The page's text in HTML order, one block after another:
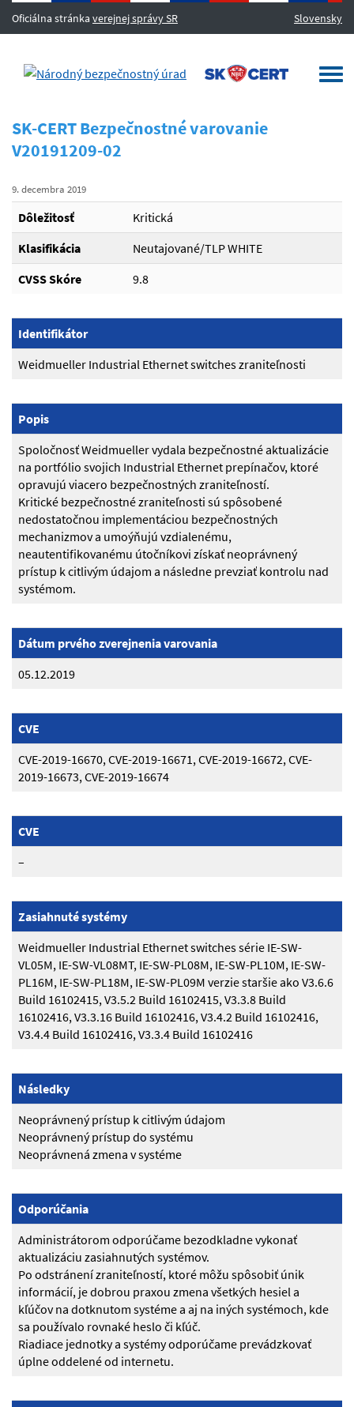
Oficiálna stránka verejnej správy SR Slovensky
MENU
SK-CERT Bezpečnostné varovanie
V20191209-02
9. decembra 2019
Dôležitosť
Kritická
Klasifikácia
Neutajované/TLP WHITE
CVSS Skóre
9.8
Identifikátor
Weidmueller Industrial Ethernet switches zraniteľnosti
Popis
Spoločnosť Weidmueller vydala bezpečnostné aktualizácie
na portfólio svojich Industrial Ethernet prepínačov, ktoré
opravujú viacero bezpečnostných zraniteľností.
Kritické bezpečnostné zraniteľnosti sú spôsobené
nedostatočnou implementáciou bezpečnostných
mechanizmov a umoýňujú vzdialenému,
neautentifikovanému útočníkovi získať neoprávnený
prístup k citlivým údajom a následne prevziať kontrolu nad
systémom.
Dátum prvého zverejnenia varovania
05.12.2019
CVE
CVE-2019-16670, CVE-2019-16671, CVE-2019-16672, CVE-
2019-16673, CVE-2019-16674
CVE
–
Zasiahnuté systémy
Weidmueller Industrial Ethernet switches série IE-SW-
VL05M, IE-SW-VL08MT, IE-SW-PL08M, IE-SW-PL10M, IE-SW-
PL16M, IE-SW-PL18M, IE-SW-PL09M verzie staršie ako V3.6.6
Build 16102415, V3.5.2 Build 16102415, V3.3.8 Build
16102416, V3.3.16 Build 16102416, V3.4.2 Build 16102416,
V3.4.4 Build 16102416, V3.3.4 Build 16102416
Následky
Neoprávnený prístup k citlivým údajom
Neoprávnený prístup do systému
Neoprávnená zmena v systéme
Odporúčania
Administrátorom odporúčame bezodkladne vykonať
aktualizáciu zasiahnutých systémov.
Po odstránení zraniteľností, ktoré môžu spôsobiť únik
informácií, je dobrou praxou zmena všetkých hesiel a
kľúčov na dotknutom systéme a aj na iných systémoch, kde
sa používalo rovnaké heslo či kľúč.
Riadiace jednotky a systémy odporúčame prevádzkovať
úplne oddelené od internetu.